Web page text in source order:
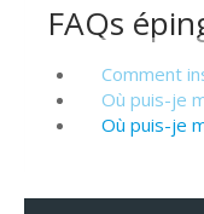
FAQs
Comment
Où puis-je
Où puis-je